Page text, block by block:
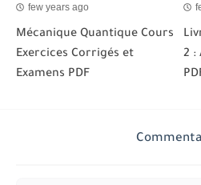
few years ago
Mécanique Quantique Cours
Exercices Corrigés et
Examens PDF
2 :